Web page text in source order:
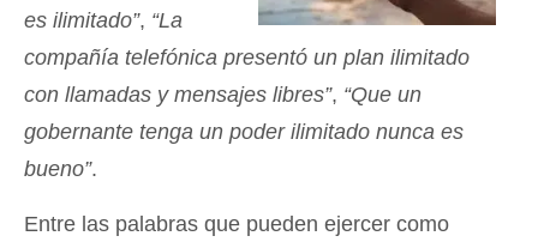
es ilimitado”, “La
compañía telefónica presentó un plan ilimitado
con llamadas y mensajes libres”, “Que un
gobernante tenga un poder ilimitado nunca es
bueno”.
Entre las palabras que pueden ejercer como